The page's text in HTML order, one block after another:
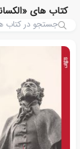
کتاب های